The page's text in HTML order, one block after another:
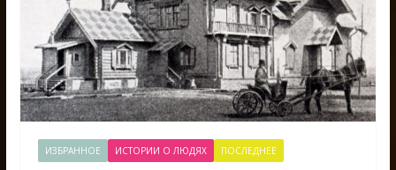
ИЗБРАННОЕ ИСТОРИИ О ЛЮДЯХ ПОСЛЕДНЕЕ